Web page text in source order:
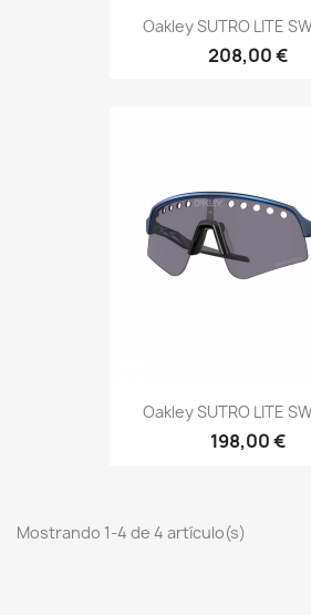
Oakley SUTRO LITE
208,00 €
Oakley SUTRO LITE
198,00 €
Mostrando 1-4 de 4 artículo(s)